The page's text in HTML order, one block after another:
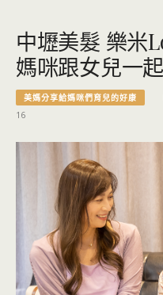
中壢美髮 樂米
媽咪跟女兒一
美媽分享給媽咪們育兒的好康
16